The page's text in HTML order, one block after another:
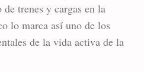
trenes y cargas en la
lo marca así uno de los
de la vida activa de la